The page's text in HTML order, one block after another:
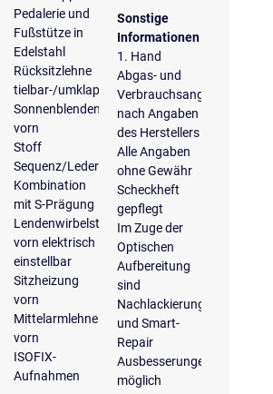
Pedalerie und
Fußstütze in
Edelstahl
Rücksitzlehne
tielbar-/umklappbar
Sonnenblenden
vorn
Stoff
Sequenz/Leder-
Kombination
mit S-Prägung
Lendenwirbelstütze
vorn elektrisch
einstellbar
Sitzheizung
vorn
Mittelarmlehne
vorn
ISOFIX-
Aufnahmen
Sonstige
Informationen
1. Hand
Abgas- und
Verbrauchsangaben
nach Angaben
des Herstellers
Alle Angaben
ohne Gewähr
Scheckheft
gepflegt
Im Zuge der
Optischen
Aufbereitung
sind
Nachlackierungen
und Smart-
Repair
Ausbesserungen
möglich